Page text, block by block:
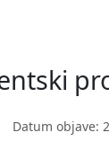
Datum objave: